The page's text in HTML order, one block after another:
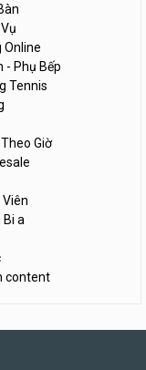
Online
- Phụ Bếp
Tennis
Giờ
Viên
Bi a
content